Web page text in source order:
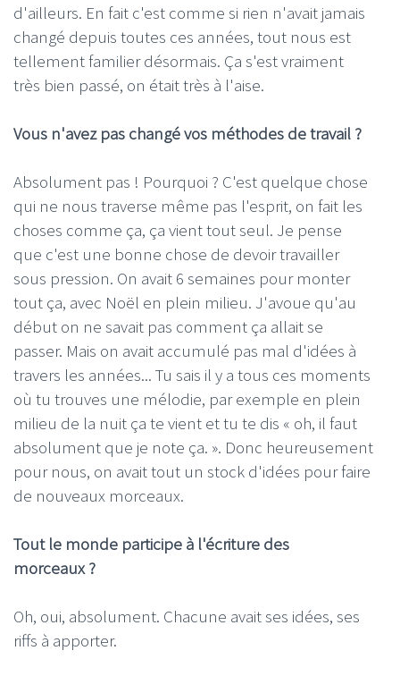
d'ailleurs. En fait c'est comme si rien n'avait jamais
changé depuis toutes ces années, tout nous est
tellement familier désormais. Ça s'est vraiment
très bien passé, on était très à l'aise.
Vous n'avez pas changé vos méthodes de travail ?
Absolument pas ! Pourquoi ? C'est quelque chose
qui ne nous traverse même pas l'esprit, on fait les
choses comme ça, ça vient tout seul. Je pense
que c'est une bonne chose de devoir travailler
sous pression. On avait 6 semaines pour monter
tout ça, avec Noël en plein milieu. J'avoue qu'au
début on ne savait pas comment ça allait se
passer. Mais on avait accumulé pas mal d'idées à
travers les années... Tu sais il y a tous ces moments
où tu trouves une mélodie, par exemple en plein
milieu de la nuit ça te vient et tu te dis « oh, il faut
absolument que je note ça. ». Donc heureusement
pour nous, on avait tout un stock d'idées pour faire
de nouveaux morceaux.
Tout le monde participe à l'écriture des
morceaux ?
Oh, oui, absolument. Chacune avait ses idées, ses
riffs à apporter.